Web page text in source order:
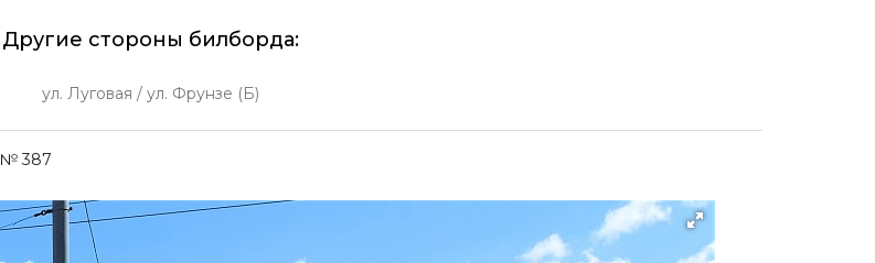
Другие стороны билборда:
ул. Луговая / ул. Фрунзе (Б)
№ 387